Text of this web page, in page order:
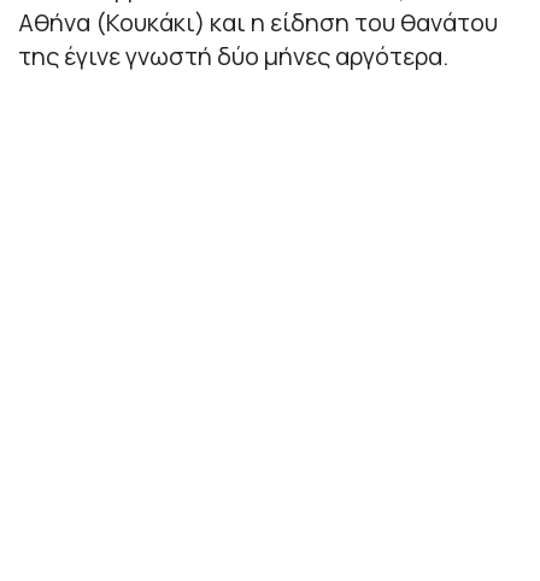
Αθήνα (Κουκάκι) και η είδηση του θανάτου
της έγινε γνωστή δύο μήνες αργότερα.